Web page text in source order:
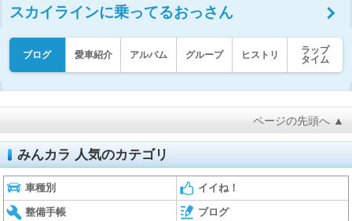
スカイラインに乗ってるおっさん
ブログ 愛車紹介 アルバム グループ ヒストリ
ラップ
タイム
ページの先頭へ ▲
みんカラ 人気のカテゴリ
車種別 イイね！
整備手帳 ブログ